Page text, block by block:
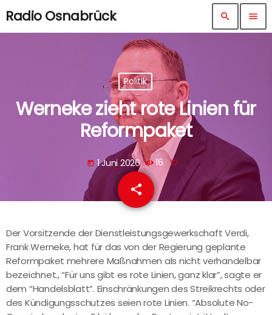
Radio Osnabrück search menu
Politik
Werneke zieht rote Linien für
Reformpaket
today 1 Juni 2026 16
share
email
Der Vorsitzende der Dienstleistungsgewerkschaft Verdi,
Frank Werneke, hat für das von der Regierung geplante
Reformpaket mehrere Maßnahmen als nicht verhandelbar
bezeichnet., “Für uns gibt es rote Linien, ganz klar”, sagte er
dem “Handelsblatt”. Einschränkungen des Streikrechts oder
des Kündigungsschutzes seien rote Linien. “Absolute No-